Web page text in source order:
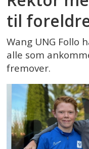
til
Wang UNG Follo
alle som
fremover.